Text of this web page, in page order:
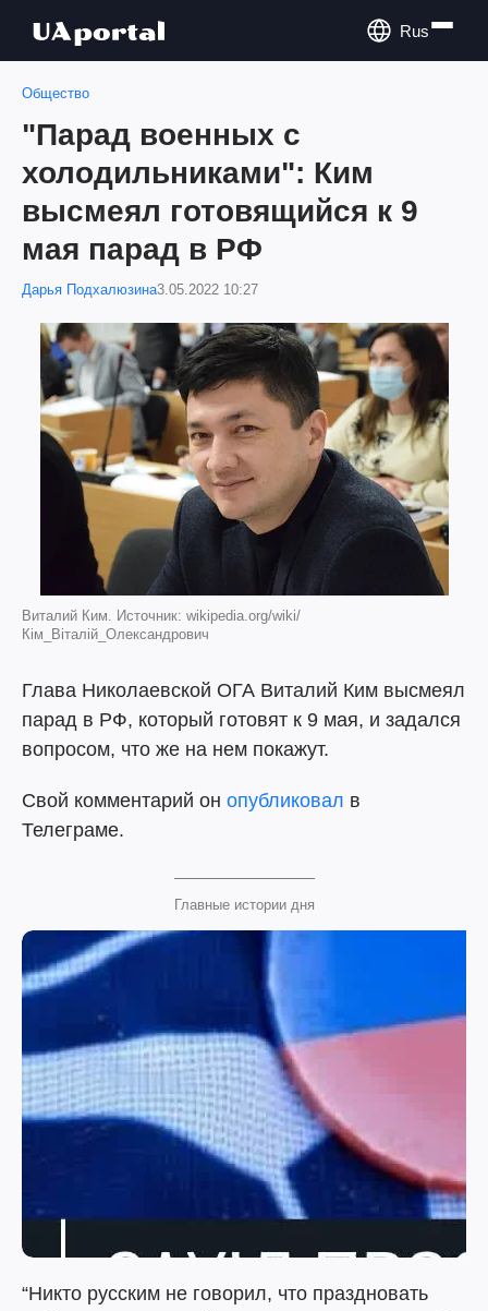
Rus
Общество
"Парад военных с
холодильниками": Ким
высмеял готовящийся к 9
мая парад в РФ
Дарья Подхалюзина3.05.2022 10:27
Виталий Ким. Источник: wikipedia.org/wiki/
Кім_Віталій_Олександрович
Глава Николаевской ОГА Виталий Ким высмеял
парад в РФ, который готовят к 9 мая, и задался
вопросом, что же на нем покажут.
Свой комментарий он опубликовал в
Телеграме.
Главные истории дня
“Никто русским не говорил, что праздновать